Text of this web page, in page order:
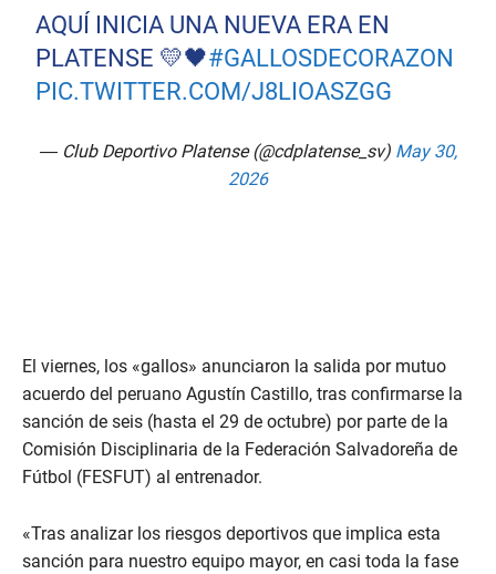
AQUÍ INICIA UNA NUEVA ERA EN
PLATENSE 💛🖤#GALLOSDECORAZON
PIC.TWITTER.COM/J8LIOASZGG
— Club Deportivo Platense (@cdplatense_sv) May 30,
2026
El viernes, los «gallos» anunciaron la salida por mutuo
acuerdo del peruano Agustín Castillo, tras confirmarse la
sanción de seis (hasta el 29 de octubre) por parte de la
Comisión Disciplinaria de la Federación Salvadoreña de
Fútbol (FESFUT) al entrenador.
«Tras analizar los riesgos deportivos que implica esta
sanción para nuestro equipo mayor, en casi toda la fase